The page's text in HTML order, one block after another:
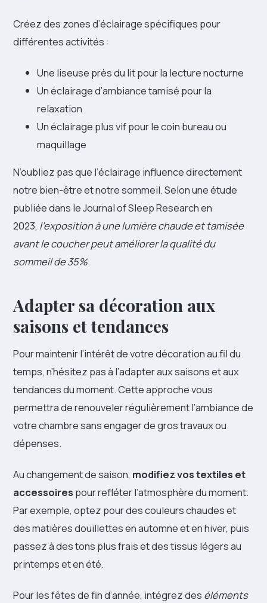
Créez des zones d’éclairage spécifiques pour
différentes activités :
Une liseuse près du lit pour la lecture nocturne
Un éclairage d’ambiance tamisé pour la
relaxation
Un éclairage plus vif pour le coin bureau ou
maquillage
N’oubliez pas que l’éclairage influence directement
notre bien-être et notre sommeil. Selon une étude
publiée dans le Journal of Sleep Research en
2023, l’exposition à une lumière chaude et tamisée
avant le coucher peut améliorer la qualité du
sommeil de 35%.
Adapter sa décoration aux
saisons et tendances
Pour maintenir l’intérêt de votre décoration au fil du
temps, n’hésitez pas à l’adapter aux saisons et aux
tendances du moment. Cette approche vous
permettra de renouveler régulièrement l’ambiance de
votre chambre sans engager de gros travaux ou
dépenses.
Au changement de saison, modifiez vos textiles et
accessoires pour refléter l’atmosphère du moment.
Par exemple, optez pour des couleurs chaudes et
des matières douillettes en automne et en hiver, puis
passez à des tons plus frais et des tissus légers au
printemps et en été.
Pour les fêtes de fin d’année, intégrez des éléments